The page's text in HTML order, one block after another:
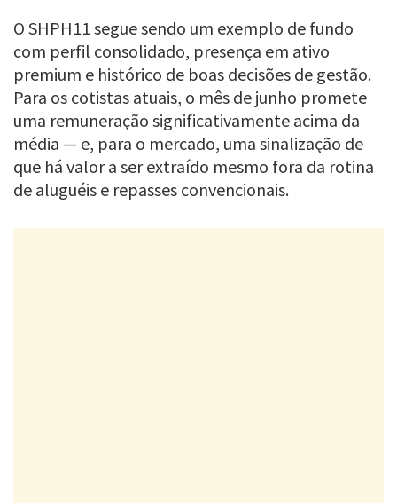
O SHPH11 segue sendo um exemplo de fundo
com perfil consolidado, presença em ativo
premium e histórico de boas decisões de gestão.
Para os cotistas atuais, o mês de junho promete
uma remuneração significativamente acima da
média — e, para o mercado, uma sinalização de
que há valor a ser extraído mesmo fora da rotina
de aluguéis e repasses convencionais.